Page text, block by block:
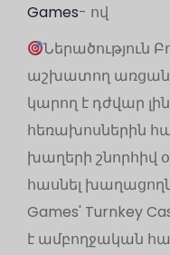
Games- ով
Ներածություն
աշխատող
կարող է դժվար
հեռախոսներին
խաղերի շնորհիվ
հասնել
Games' Turnkey
է ամբողջական